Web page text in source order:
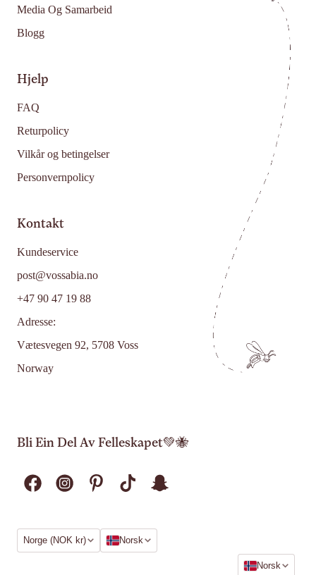
Media Og Samarbeid
Blogg
Hjelp
FAQ
Returpolicy
Vilkår og betingelser
Personvernpolicy
Kontakt
Kundeservice
post@vossabia.no
+47 90 47 19 88
Adresse:
Vætesvegen 92, 5708 Voss
Norway
Bli Ein Del Av Felleskapet💚🐝
Region
Norge (NOK kr) SpråkNorsk
SpråkNorsk